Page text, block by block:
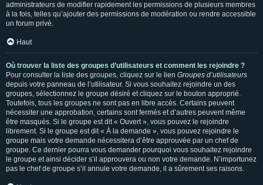
administrateurs de modifier rapidement les permissions de plusieurs membres
à la fois, telles qu’ajouter des permissions de modération ou rendre accessible
un forum privé.
Haut
Où trouver la liste des groupes d’utilisateurs et comment les rejoindre ?
Pour consulter la liste des groupes, cliquez sur le lien Groupes d’utilisateurs
depuis votre panneau de l’utilisateur. Si vous souhaitez rejoindre un des
groupes, sélectionnez le groupe désiré et cliquez sur le bouton approprié.
Toutefois, tous les groupes ne sont pas en libre accès. Certains peuvent
nécessiter une approbation, certains sont fermés et d’autres peuvent même
être masqués. Si le groupe est dit « Ouvert », vous pouvez le rejoindre
librement. Si le groupe est dit « À la demande », vous pouvez rejoindre le
groupe mais votre demande nécessitera d’être approuvée par un chef de
groupe. Ce dernier pourra vous demander pourquoi vous souhaitez rejoindre
le groupe et ainsi décider s’il approuvera ou non votre demande. N’importunez
pas le chef de groupe s’il annule votre demande, il a sûrement ses raisons.